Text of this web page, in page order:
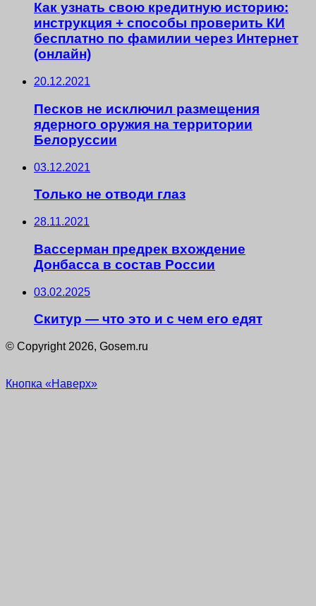
Как узнать свою кредитную историю:
инструкция + способы проверить КИ
бесплатно по фамилии через Интернет
(онлайн)
20.12.2021
Песков не исключил размещения
ядерного оружия на территории
Белоруссии
03.12.2021
Только не отводи глаз
28.11.2021
Вассерман предрек вхождение
Донбасса в состав России
03.02.2025
Скитур — что это и с чем его едят
© Copyright 2026, Gosem.ru
Кнопка «Наверх»